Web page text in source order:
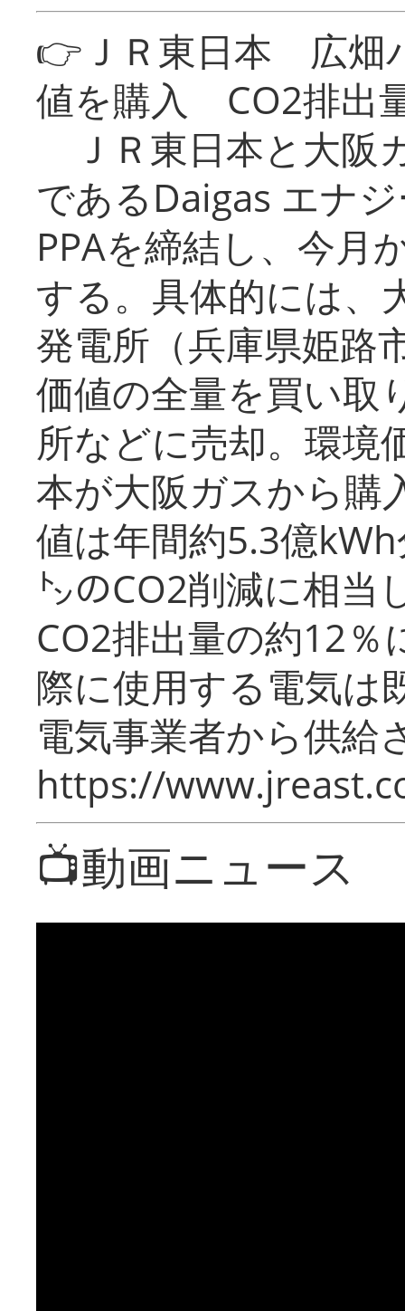
👉ＪＲ東日本 広畑
値を購入 CO2排出
ＪＲ東日本と大阪
であるDaigas エナ
PPAを締結し、今月
する。具体的には、
発電所（兵庫県姫路
価値の全量を買い取
所などに売却。環境
本が大阪ガスから購
値は年間約5.3億
㌧のCO2削減に相当
CO2排出量の約12％
際に使用する電気は
電気事業者から供給
https://
📺動画ニュース